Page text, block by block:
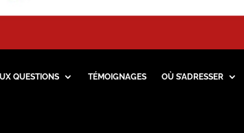
QUESTIONS TÉMOIGNAGES OÙ S’ADRESSER